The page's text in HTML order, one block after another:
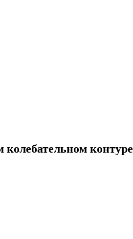
контуре